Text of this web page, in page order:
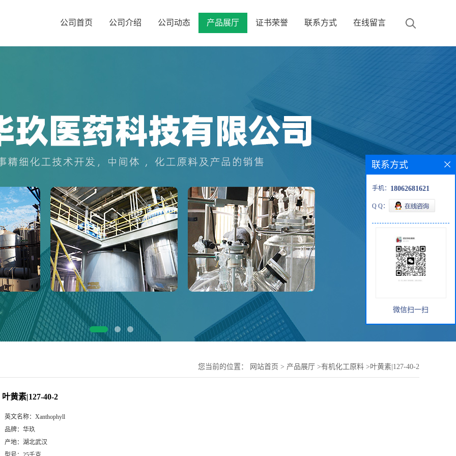
公司首页 公司介绍 公司动态 产品展厅 证书荣誉 联系方式 在线留言
您当前的位置： 网站首页 > 产品展厅 >有机化工原料 >叶黄素|127-40-2
叶黄素|127-40-2
英文名称： Xanthophyll
品牌： 华玖
产地： 湖北武汉
联系方式
手机： 18062681621
Q Q：
微信扫一扫